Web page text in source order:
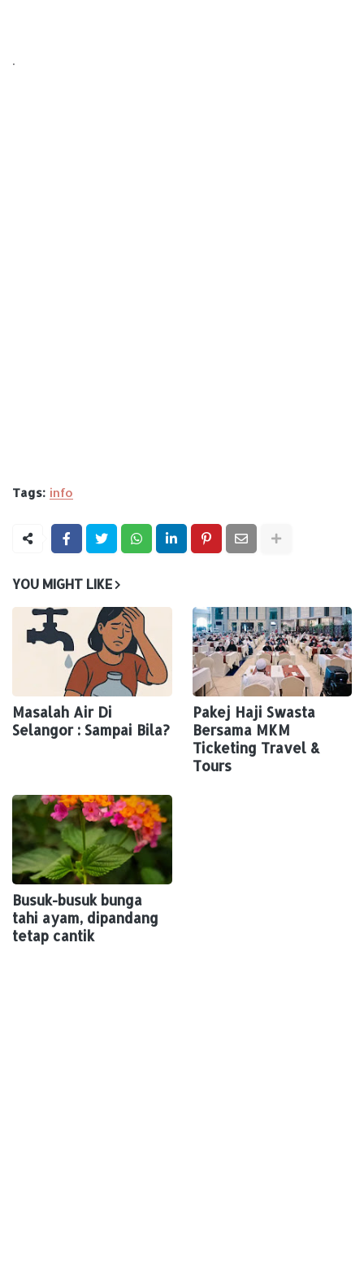
.
Tags: info
YOU MIGHT LIKE
Masalah Air Di
Selangor : Sampai Bila?
Pakej Haji Swasta
Bersama MKM
Ticketing Travel &
Tours
Busuk-busuk bunga
tahi ayam, dipandang
tetap cantik